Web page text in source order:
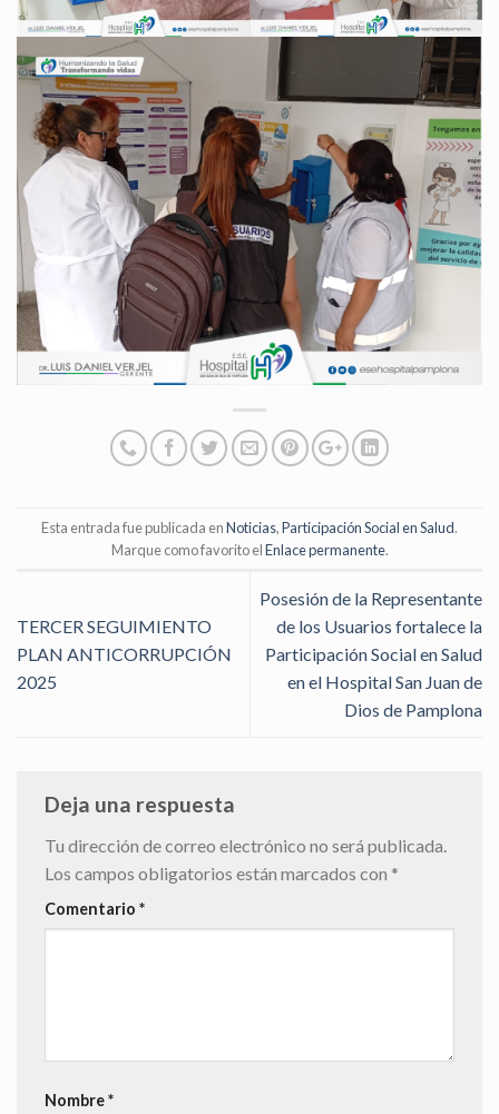
Esta entrada fue publicada enNoticias,Participación Social en Salud.
Marque como favorito elEnlace permanente.
TERCER SEGUIMIENTO
PLAN ANTICORRUPCIÓN
2025
Posesión de la Representante
de los Usuarios fortalece la
Participación Social en Salud
en el Hospital San Juan de
Dios de Pamplona
Deja una respuesta
Tu dirección de correo electrónico no será publicada.
Los campos obligatorios están marcados con *
Comentario *
Nombre*